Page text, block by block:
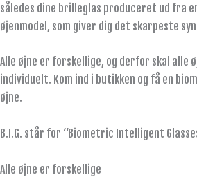
således dine brilleglas produceret ud fra
øjenmodel, som giver dig det skarpeste
Alle øjne er forskellige, og derfor skal alle
individuelt. Kom ind i butikken og få en
øjne.
B.I.G. står for “Biometric Intelligent
Alle øjne er forskellige